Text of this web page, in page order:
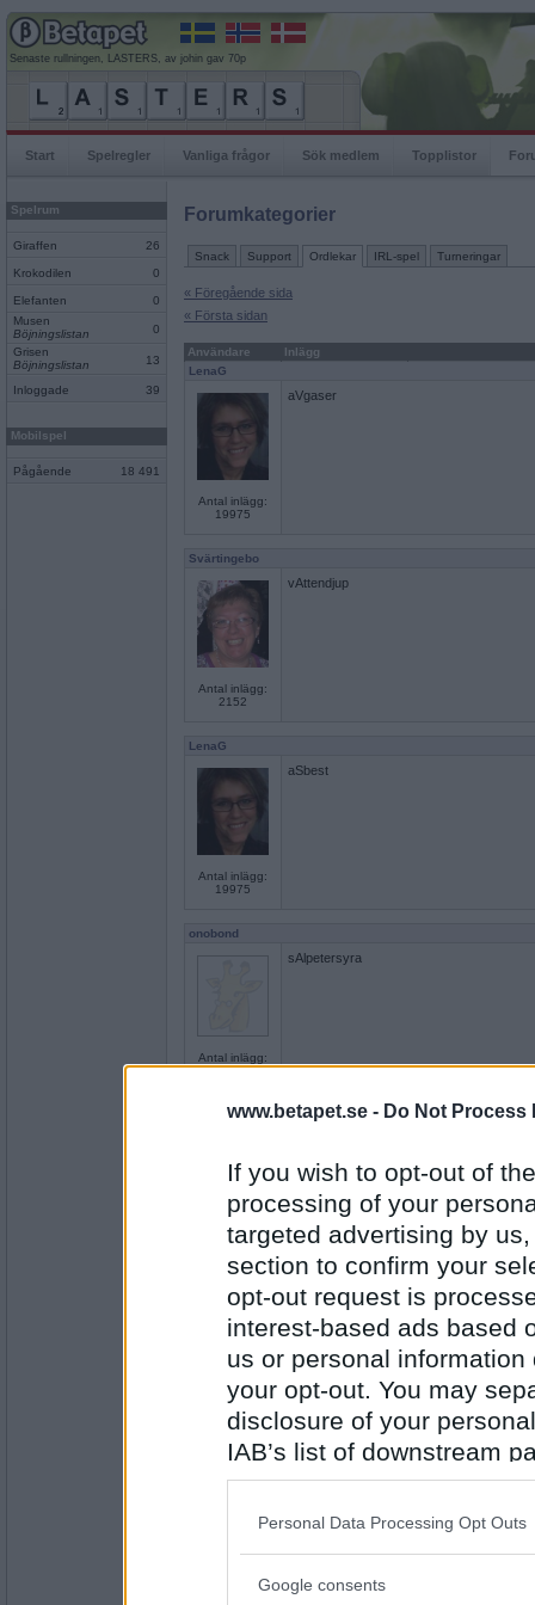
www.betapet.se - Do Not Process
If you wish to opt-out of
processing of your
targeted advertising by
section to confirm your
opt-out request is
interest-based ads based
us or personal
your opt-out. You may
disclosure of your
IAB’s list of downstream
also be disclosed by us
Downstream Participants
Please note that this
Personal Data Processing Opt Outs
Google consents
Senaste rullningen, LASTERS, av johin gav 70p
Start Spelregler Vanliga frågor Sök medlem Topplistor
Spelrum
Giraffen 26
Krokodilen 0
Elefanten
0
Musen
Böjningslistan
0
Grisen
Böjningslistan
13
Inloggade 39
Mobilspel
Pågående 18 491
Forumkategorier
Snack Support Ordlekar IRL-spel Turneringar
« Föregående sida
« Första sidan
Användare
Inlägg
LenaG
Antal inlägg:
19975
aVgaser
Svärtingebo
Antal inlägg:
2152
vAttendjup
LenaG
Antal inlägg:
19975
aSbest
onobond
Antal inlägg:
24323
sAlpetersyra
Antal inlägg: 801
Svärtingebo
Antal inlägg:
2152
lEvercirros